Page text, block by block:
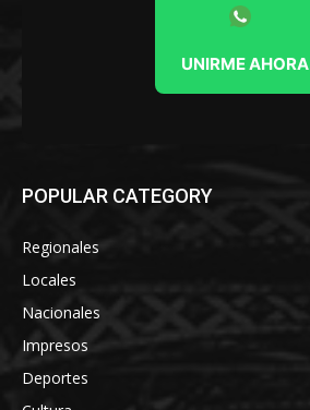
UNIRME AHORA
POPULAR CATEGORY
Regionales
Locales
Nacionales
Impresos
Deportes